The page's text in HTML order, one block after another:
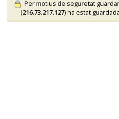
Per motius de seguretat
(216.73.217.127) ha estat